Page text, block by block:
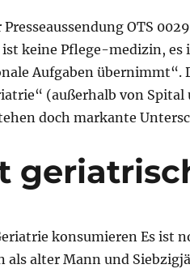
OTS
keine Pflege-medizin,
Aufgaben übernimmt“.
(außerhalb von
doch markante
konsumieren Es ist
als alter Mann und